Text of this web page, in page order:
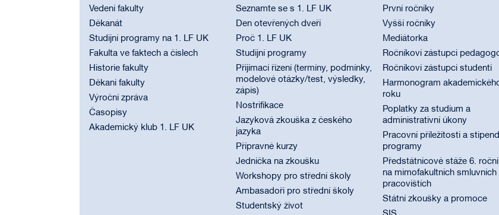
Vedení fakulty
Děkanát
Studijní programy na 1. LF UK
Fakulta ve faktech a číslech
Historie fakulty
Děkani fakulty
Výroční zpráva
Časopisy
Akademický klub 1. LF UK
Seznamte se s 1. LF UK
Den otevřených dveří
Proč 1. LF UK
Studijní programy
Přijímací řízení (termíny, podmínky,
modelové otázky/test, výsledky,
zápis)
Nostrifikace
Jazyková zkouška z českého
jazyka
Přípravné kurzy
Jednička na zkoušku
Workshopy pro střední školy
Ambasadoři pro střední školy
Studentský život
První ročníky
Vyšší ročníky
Mediátorka
Ročníkoví zástupci
Ročníkoví zástupci studenti
Harmonogram
roku
Poplatky za studium a
administrativní úkony
Pracovní příležitosti a
programy
Předstátnicové stáže 6.
na mimofakultních smluvních
pracovištích
Státní zkoušky a promoce